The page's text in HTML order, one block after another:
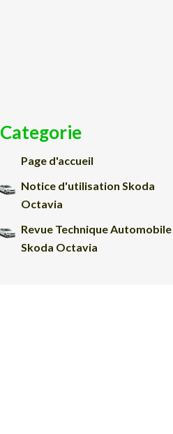
Categorie
Page d'accueil
Notice d'utilisation Skoda
Octavia
Revue Technique Automobile
Skoda Octavia